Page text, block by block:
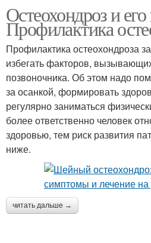
Остеохондроз и
Профилактика
Профилактика остеохондроза
избегать факторов,
позвоночника. Об этом надо
за осанкой, формировать
регулярно заниматься
более ответственно человек
здоровью, тем риск развития
ниже.
читать дальше →